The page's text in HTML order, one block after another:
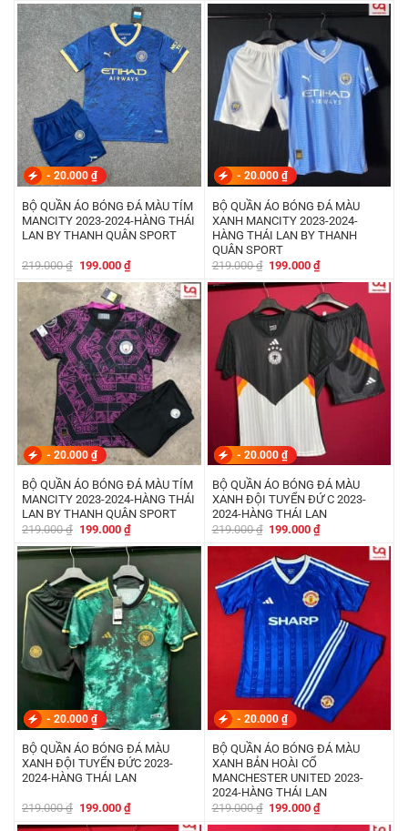
là:
219.000 ₫.
tại
là:
199.000 ₫.
là:
219.000 ₫.
tại
là:
199.000 ₫.
- 20.000 ₫
BỘ QUẦN ÁO BÓNG ĐÁ MÀU TÍM
MANCITY 2023-2024-HÀNG THÁI
LAN BY THANH QUÂN SPORT
219.000₫ Giá
là:
219.000 ₫.
199.000 ₫Giá
hiện
tại
là:
199.000 ₫.
- 20.000 ₫
BỘ QUẦN ÁO BÓNG ĐÁ MÀU
XANH MANCITY 2023-2024-
HÀNG THÁI LAN BY THANH
QUÂN SPORT
219.000₫ Giá
là:
219.000 ₫.
199.000₫Giá
tại
là:
199.000 ₫.
- 20.000 ₫
BỘ QUẦN ÁO BÓNG ĐÁ MÀU TÍM
MANCITY 2023-2024-HÀNG THÁI
LAN BY THANH QUÂN SPORT
219.000₫ Giá
là:
219.000 ₫.
199.000 ₫Giá
hiện
tại
là:
199.000 ₫.
- 20.000 ₫
BỘ QUẦN ÁO BÓNG ĐÁ MÀU
XANH ĐỘI TUYỂN ĐỨ C 2023-
2024-HÀNG THÁI LAN
219.000₫ Giá
là:
219.000 ₫.
199.000₫Giá
tại
là:
199.000 ₫.
- 20.000 ₫
BỘ QUẦN ÁO BÓNG ĐÁ MÀU
XANH ĐỘI TUYỂN ĐỨC 2023-
2024-HÀNG THÁI LAN
219.000₫ Giá
199.000 ₫Giá
hiện
- 20.000 ₫
BỘ QUẦN ÁO BÓNG ĐÁ MÀU
XANH BẢN HOÀI CỔ
MANCHESTER UNITED 2023-
2024-HÀNG THÁI LAN
219.000₫ Giá
199.000₫Giá